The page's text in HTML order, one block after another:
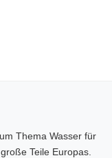
Thema Wasser für
Teile Europas.